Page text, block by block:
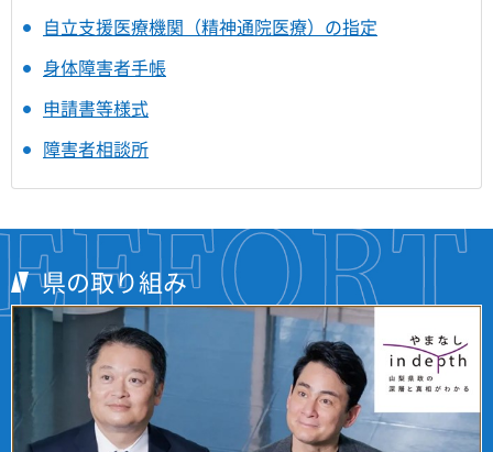
自立支援医療機関（精神通院医療）の指定
身体障害者手帳
申請書等様式
障害者相談所
県の取り組み